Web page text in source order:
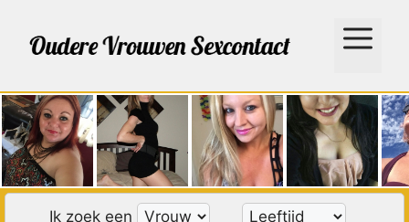
Menu
Ik zoek een